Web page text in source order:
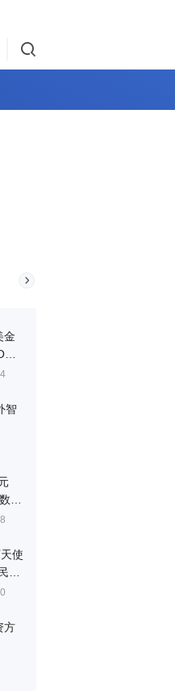
金
智
字
使
宿
方